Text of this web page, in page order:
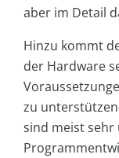
aber im Detail
Hinzu kommt
der Hardware
zu
sind meist sehr